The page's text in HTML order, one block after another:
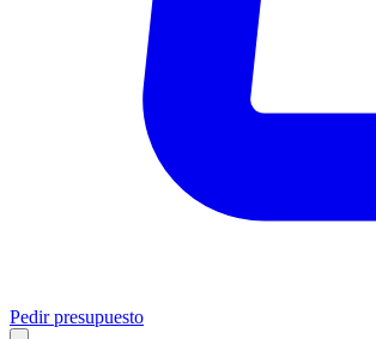
Pedir presupuesto